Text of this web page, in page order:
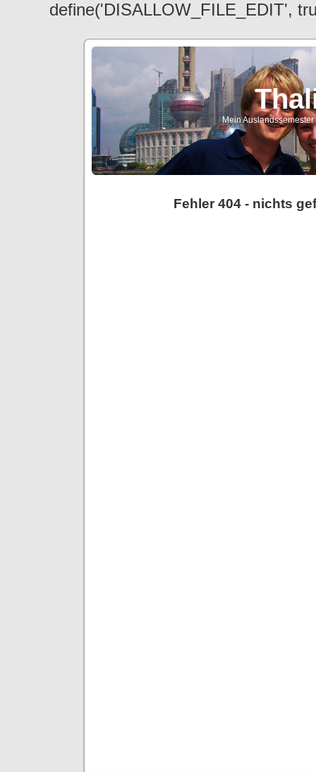
define('DISALLOW_FILE_EDIT',
Mein
Fehler 404 - nichts